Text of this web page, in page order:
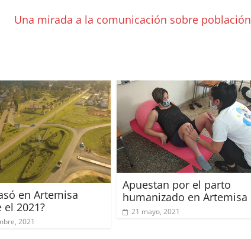
Una mirada a la comunicación sobre población
en Artemisa
2021?
2021
Apuestan por el parto
humanizado en Artemisa
21 mayo, 2021